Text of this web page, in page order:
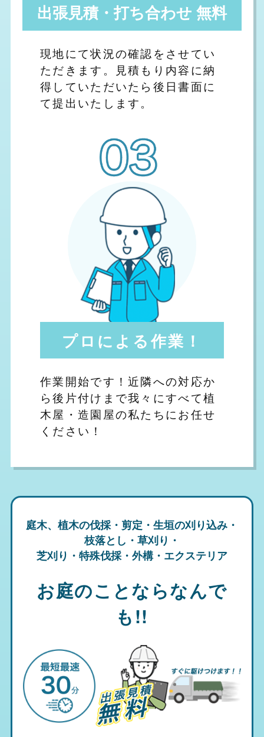
出張見積・打ち合わせ 無料
現地にて状況の確認をさせてい
ただきます。見積もり内容に納
得していただいたら後日書面に
て提出いたします。
プロによる作業！
作業開始です！近隣への対応か
ら後片付けまで我々にすべて植
木屋・造園屋の私たちにお任せ
ください！
庭木、植木の伐採・剪定・生垣の刈り込み・
枝落とし・草刈り・
芝刈り・特殊伐採・外構・エクステリア
お庭のことならなんで
も!!